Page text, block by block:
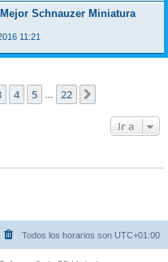
Schnauzer Miniatura
11:21
22
4 5 22
Ir a
Todos los horarios son UTC+01:00